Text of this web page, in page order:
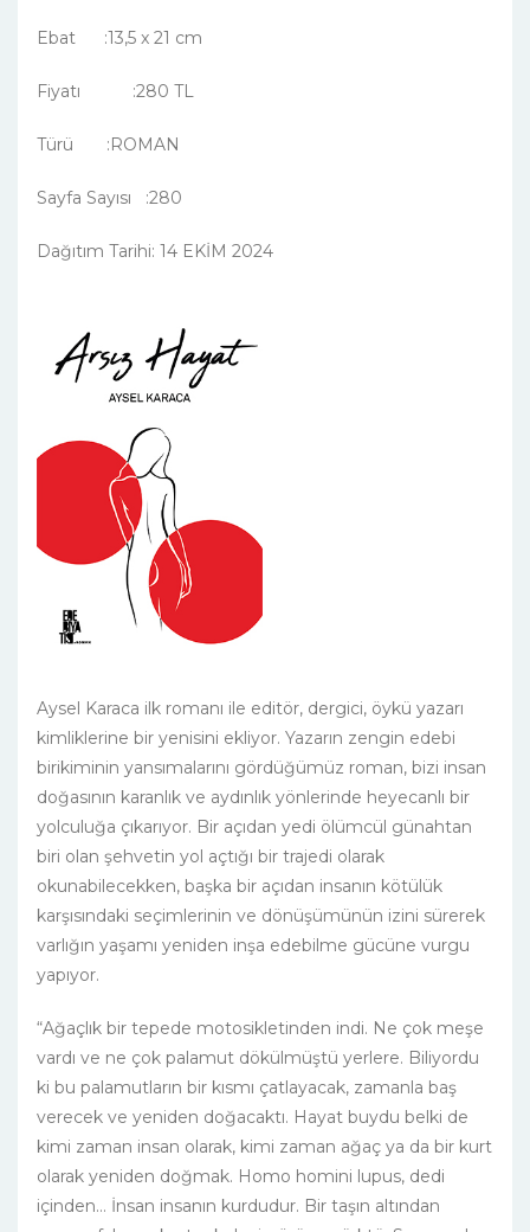
Ebat :13,5 x 21 cm
Fiyatı :280 TL
Türü :ROMAN
Sayfa Sayısı :280
Dağıtım Tarihi: 14 EKİM 2024
Aysel Karaca ilk romanı ile editör, dergici, öykü yazarı
kimliklerine bir yenisini ekliyor. Yazarın zengin edebi
birikiminin yansımalarını gördüğümüz roman, bizi insan
doğasının karanlık ve aydınlık yönlerinde heyecanlı bir
yolculuğa çıkarıyor. Bir açıdan yedi ölümcül günahtan
biri olan şehvetin yol açtığı bir trajedi olarak
okunabilecekken, başka bir açıdan insanın kötülük
karşısındaki seçimlerinin ve dönüşümünün izini sürerek
varlığın yaşamı yeniden inşa edebilme gücüne vurgu
yapıyor.
“Ağaçlık bir tepede motosikletinden indi. Ne çok meşe
vardı ve ne çok palamut dökülmüştü yerlere. Biliyordu
ki bu palamutların bir kısmı çatlayacak, zamanla baş
verecek ve yeniden doğacaktı. Hayat buydu belki de
kimi zaman insan olarak, kimi zaman ağaç ya da bir kurt
olarak yeniden doğmak. Homo homini lupus, dedi
içinden… İnsan insanın kurdudur. Bir taşın altından